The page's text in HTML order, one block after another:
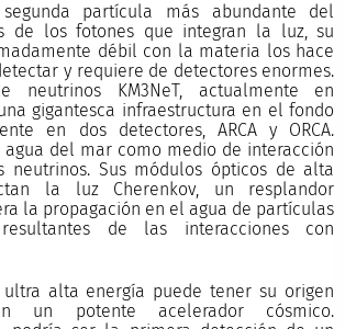
partícula más abundante del
de los fotones que integran la luz, su
débil con la materia los hace
y requiere de detectores enormes.
neutrinos KM3NeT, actualmente en
gigantesca infraestructura en el fondo
en dos detectores, ARCA y ORCA.
agua del mar como medio de interacción
neutrinos. Sus módulos ópticos de alta
la luz Cherenkov, un resplandor
la propagación en el agua de partículas
resultantes de las interacciones con
ultra alta energía puede tener su origen
un potente acelerador cósmico.